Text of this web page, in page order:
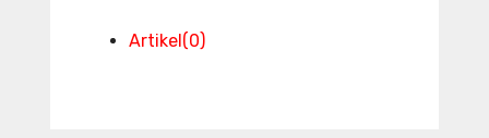
Artikel(0)